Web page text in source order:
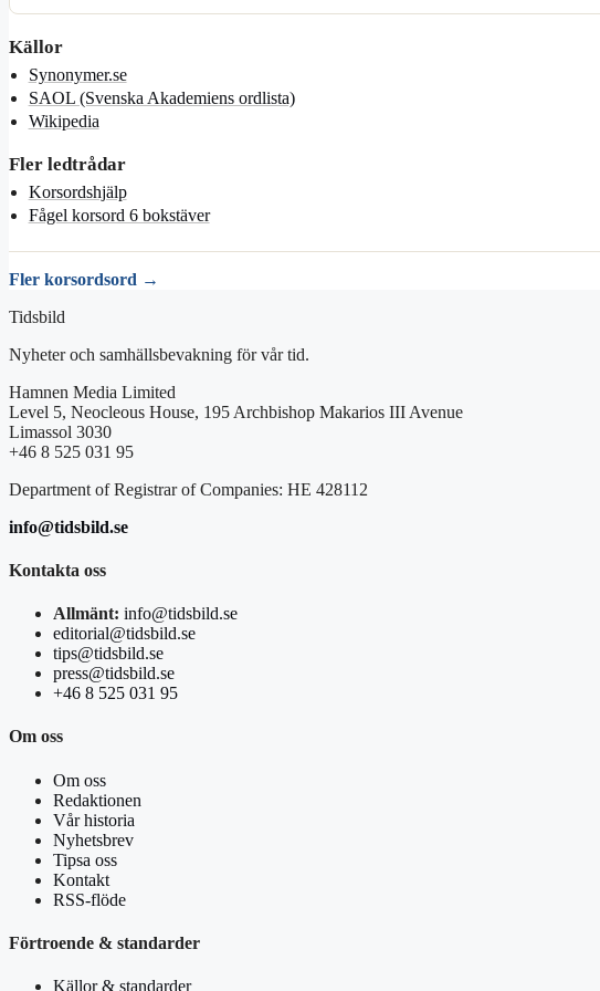
Källor
Synonymer.se
SAOL (Svenska Akademiens ordlista)
Wikipedia
Fler ledtrådar
Korsordshjälp
Fågel korsord 6 bokstäver
Fler korsordsord →
Tidsbild
Nyheter och samhällsbevakning för vår tid.
Hamnen Media Limited
Level 5, Neocleous House, 195 Archbishop Makarios III Avenue
Limassol 3030
+46 8 525 031 95
Department of Registrar of Companies: HE 428112
info@tidsbild.se
Kontakta oss
Allmänt: info@tidsbild.se
editorial@tidsbild.se
tips@tidsbild.se
press@tidsbild.se
+46 8 525 031 95
Om oss
Om oss
Redaktionen
Vår historia
Nyhetsbrev
Tipsa oss
Kontakt
RSS-flöde
Förtroende & standarder
Källor & standarder